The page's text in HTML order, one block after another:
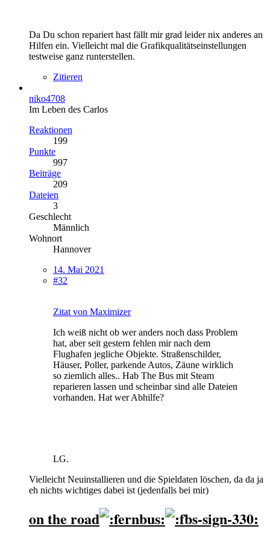
Da Du schon repariert hast fällt mir grad leider nix anderes an
Hilfen ein. Vielleicht mal die Grafikqualitätseinstellungen
testweise ganz runterstellen.
Zitieren
niko4708
Im Leben des Carlos
Reaktionen
199
Punkte
997
Beiträge
209
Dateien
3
Geschlecht
Männlich
Wohnort
Hannover
14. Mai 2021
#32
Zitat von Maximizer
Ich weiß nicht ob wer anders noch dass Problem
hat, aber seit gestern fehlen mir nach dem
Flughafen jegliche Objekte. Straßenschilder,
Häuser, Poller, parkende Autos, Zäune wirklich
so ziemlich alles.. Hab The Bus mit Steam
reparieren lassen und scheinbar sind alle Dateien
vorhanden. Hat wer Abhilfe?
LG.
Vielleicht Neuinstallieren und die Spieldaten löschen, da da ja
eh nichts wichtiges dabei ist (jedenfalls bei mir)
on the road